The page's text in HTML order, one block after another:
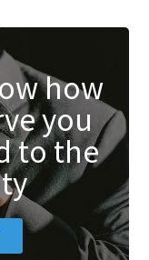
how
you
to the